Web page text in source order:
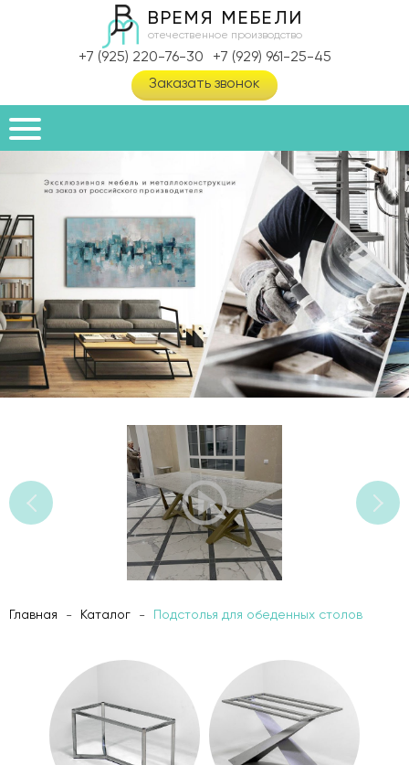
ВРЕМЯ МЕБЕЛИ
отечественное производство
Заказать звонок
+7 (925) 220-76-30 +7 (929) 961-25-45
Главная - Каталог - Подстолья для обеденных столов